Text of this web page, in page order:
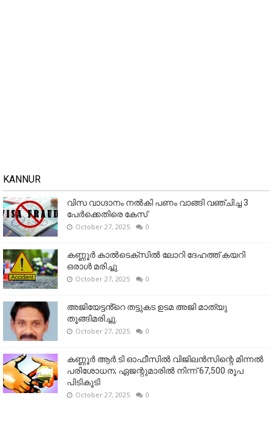
KANNUR
വിസ വാഗ്ദാനം നൽകി പണം വാങ്ങി വഞ്ചിച്ച 3
പേർക്കെതിരെ കേസ്
October 27, 2025 0
കണ്ണൂര്‍ കാല്‍ടെക്‌സില്‍ ലോറി ദേഹത്ത് കയറി
ഒരാള്‍ മരിച്ചു
October 27, 2025 0
അജിയേട്ടൻ്റെ തട്ടുകട ഉടമ അജി മാത്യു
തൂങ്ങിമരിച്ചു.
October 27, 2025 0
കണ്ണൂര്‍ ആര്‍.ടി ഓഫീസില്‍ വിജിലൻസിന്റെ മിന്നല്‍
പരിശോധന; ഏജന്റുമാരില്‍ നിന്ന് 67,500 രൂപ
പിടികൂടി
October 27, 2025 0